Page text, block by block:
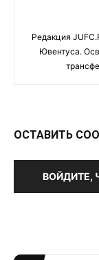
Редакция
Ювентуса.
ОСТАВИТЬ
ВОЙДИТЕ,